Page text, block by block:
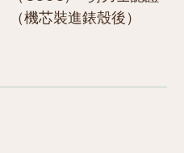
（機芯裝進錶殼後）